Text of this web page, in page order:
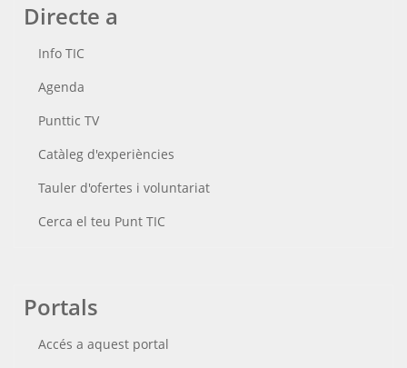
Directe a
Info TIC
Agenda
Punttic TV
Catàleg d'experiències
Tauler d'ofertes i voluntariat
Cerca el teu Punt TIC
Portals
Accés a aquest portal